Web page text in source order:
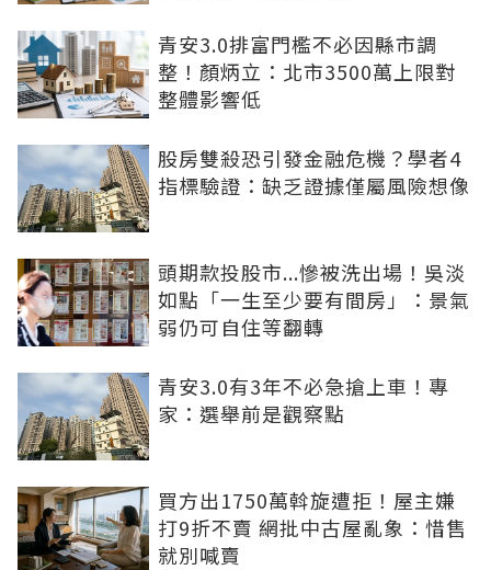
青安3.0排富門檻不必因縣市調
整！顏炳立：北市3500萬上限對
整體影響低
股房雙殺恐引發金融危機？學者4
指標驗證：缺乏證據僅屬風險想像
頭期款投股市...慘被洗出場！吳淡
如點「一生至少要有間房」：景氣
弱仍可自住等翻轉
青安3.0有3年不必急搶上車！專
家：選舉前是觀察點
買方出1750萬斡旋遭拒！屋主嫌
打9折不賣 網批中古屋亂象：惜售
就別喊賣